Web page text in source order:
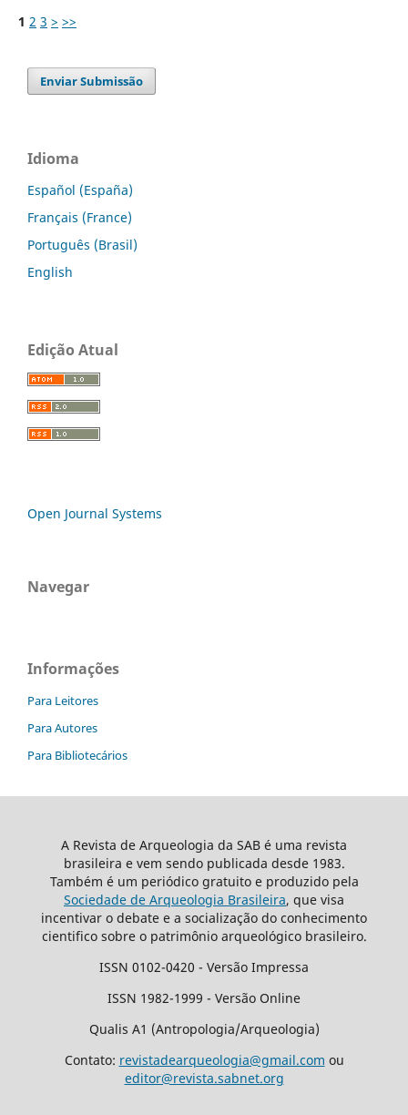
1 2 3 > >>
Enviar Submissão
Idioma
Español (España)
Français (France)
Português (Brasil)
English
Edição Atual
Open Journal Systems
Navegar
Informações
Para Leitores
Para Autores
Para Bibliotecários
A Revista de Arqueologia da SAB é uma revista
brasileira e vem sendo publicada desde 1983.
Também é um periódico gratuito e produzido pela
Sociedade de Arqueologia Brasileira, que visa
incentivar o debate e a socialização do conhecimento
cientifico sobre o patrimônio arqueológico brasileiro.
ISSN 0102-0420 - Versão Impressa
ISSN 1982-1999 - Versão Online
Qualis A1 (Antropologia/Arqueologia)
Contato: revistadearqueologia@gmail.com ou
editor@revista.sabnet.org